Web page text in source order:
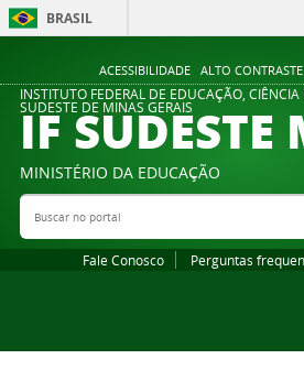
ACESSIBILIDADE ALTO CONTRASTE
BRASIL
INSTITUTO FEDERAL DE EDUCAÇÃO,
SUDESTE DE MINAS GERAIS
IF SUDESTE
MINISTÉRIO DA EDUCAÇÃO
Buscar no portal
Fale Conosco Perguntas